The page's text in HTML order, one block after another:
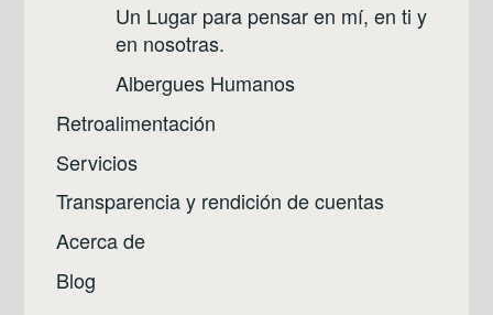
Un Lugar para pensar en mí, en ti y
en nosotras.
Albergues Humanos
Retroalimentación
Servicios
Transparencia y rendición de cuentas
Acerca de
Blog